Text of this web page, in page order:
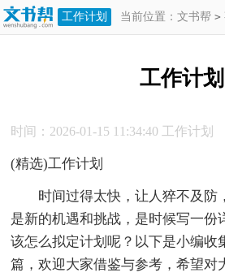
工作计划 当前位置： 文书帮 >
工作计划
时间：2026-01-15 11:34:40 工作计划
(精选)工作计划
时间过得太快，让人猝不及防
是新的机遇和挑战，是时候写一份
该怎么拟定计划呢？以下是小编收
篇，欢迎大家借鉴与参考，希望对